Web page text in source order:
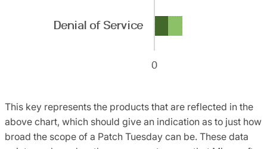
This key represents the products that are reflected in the
above chart, which should give an indication as to just how
broad the scope of a Patch Tuesday can be. These data